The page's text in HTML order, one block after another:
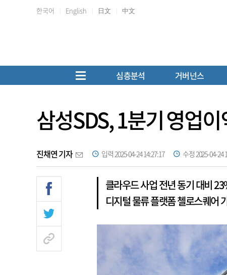
한국어 English 日文 中文
심층분석 거버넌스
삼성SDS, 1분기 영업
진채연 기자 입력 2025-04-24 14:27:17 수정 2025-04-24
클라우드 사업 전년 동기 대비
디지털 물류 플랫폼 첼로스퀘어